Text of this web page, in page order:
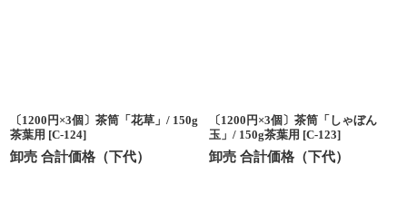
〔1200円×3個〕茶筒「花草」/ 150g
茶葉用 [C-124]
卸売 合計価格（下代）
〔1200円×3個〕茶筒「しゃぼん
玉」/ 150g茶葉用 [C-123]
卸売 合計価格（下代）